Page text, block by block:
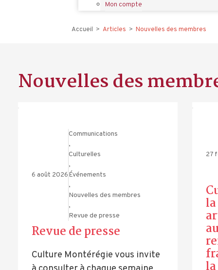
Mon compte
Accueil > Articles > Nouvelles des membres
Nouvelles des
6 août 2026
Communications
,
Culturelles
,
Événements
,
Nouvelles des membres
,
Revue de presse
Revue de presse
Culture Montérégie vous invite
27